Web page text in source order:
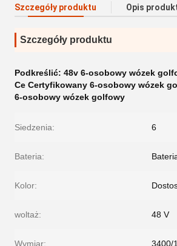
Szczegóły produktu Opis
Szczegóły produktu
Podkreślić: 48v 6-osobowy wózek
Ce Certyfikowany 6-osobowy wózek
6-osobowy wózek golfowy
Siedzenia: 6
Bateria:
Kolor:
woltaż: 48 V
Wymiar: 3400/